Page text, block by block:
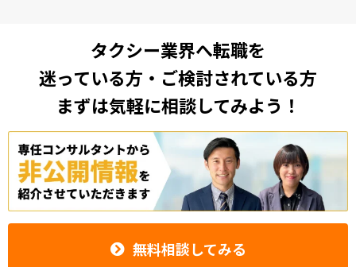
タクシー業界へ転職を
迷っている方・ご検討されている方
まずは気軽に相談してみよう！
無料相談してみる